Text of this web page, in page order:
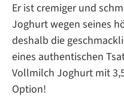
Er ist cremiger und
Joghurt wegen seines
deshalb die
eines authentischen
Vollmilch Joghurt mit
Option!